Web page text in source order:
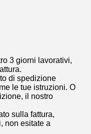
3 giorni lavorativi,
di spedizione
le tue istruzioni. O
il nostro
sulla fattura,
non esitate a